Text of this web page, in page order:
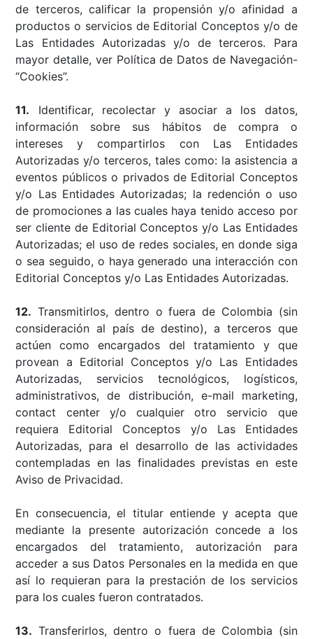
de terceros, calificar la propensión y/o afinidad a
productos o servicios de Editorial Conceptos y/o de
Las Entidades Autorizadas y/o de terceros. Para
mayor detalle, ver Política de Datos de Navegación-
“Cookies”.
11. Identificar, recolectar y asociar a los datos,
información sobre sus hábitos de compra o
intereses y compartirlos con Las Entidades
Autorizadas y/o terceros, tales como: la asistencia a
eventos públicos o privados de Editorial Conceptos
y/o Las Entidades Autorizadas; la redención o uso
de promociones a las cuales haya tenido acceso por
ser cliente de Editorial Conceptos y/o Las Entidades
Autorizadas; el uso de redes sociales, en donde siga
o sea seguido, o haya generado una interacción con
Editorial Conceptos y/o Las Entidades Autorizadas.
12. Transmitirlos, dentro o fuera de Colombia (sin
consideración al país de destino), a terceros que
actúen como encargados del tratamiento y que
provean a Editorial Conceptos y/o Las Entidades
Autorizadas, servicios tecnológicos, logísticos,
administrativos, de distribución, e-mail marketing,
contact center y/o cualquier otro servicio que
requiera Editorial Conceptos y/o Las Entidades
Autorizadas, para el desarrollo de las actividades
contempladas en las finalidades previstas en este
Aviso de Privacidad.
En consecuencia, el titular entiende y acepta que
mediante la presente autorización concede a los
encargados del tratamiento, autorización para
acceder a sus Datos Personales en la medida en que
así lo requieran para la prestación de los servicios
para los cuales fueron contratados.
13. Transferirlos, dentro o fuera de Colombia (sin